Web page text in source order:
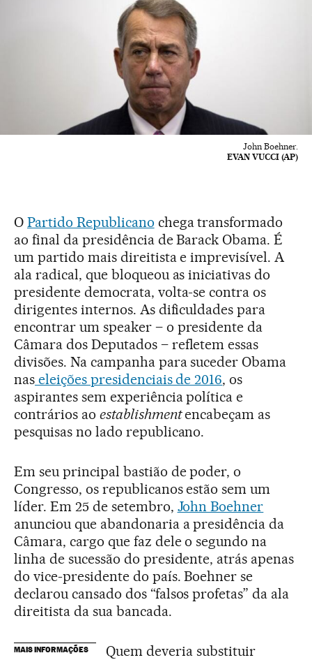
John Boehner.
EVAN VUCCI (AP)
O Partido Republicano chega transformado
ao final da presidência de Barack Obama. É
um partido mais direitista e imprevisível. A
ala radical, que bloqueou as iniciativas do
presidente democrata, volta-se contra os
dirigentes internos. As dificuldades para
encontrar um speaker – o presidente da
Câmara dos Deputados – refletem essas
divisões. Na campanha para suceder Obama
naseleições presidenciais de 2016, os
aspirantes sem experiência política e
contrários ao establishmentencabeçam as
pesquisas no lado republicano.
Em seu principal bastião de poder, o
Congresso, os republicanos estão sem um
líder. Em 25 de setembro, John Boehner
anunciou que abandonaria a presidência da
Câmara, cargo que faz dele o segundo na
linha de sucessão do presidente, atrás apenas
do vice-presidente do país. Boehner se
declarou cansado dos “falsos profetas” da ala
direitista da sua bancada.
MAIS INFORMAÇÕES
Quem deveria substituir